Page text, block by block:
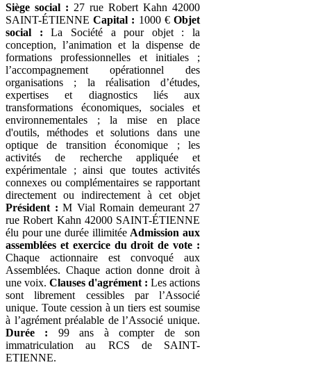
Siège social : 27 rue Robert Kahn 42000
SAINT-ÉTIENNECapital : 1000 €Objet
social : La Société a pour objet : la
conception, l’animation et la dispense de
formations professionnelles et initiales ;
l’accompagnement opérationnel des
organisations ; la réalisation d’études,
expertises et diagnostics liés aux
transformations économiques, sociales et
environnementales ; la mise en place
d'outils, méthodes et solutions dans une
optique de transition économique ; les
activités de recherche appliquée et
expérimentale ; ainsi que toutes activités
connexes ou complémentaires se rapportant
directement ou indirectement à cet objet
Président : M Vial Romain demeurant 27
rue Robert Kahn 42000 SAINT-ÉTIENNE
élu pour une durée illimitée Admission aux
assemblées et exercice du droit de vote :
Chaque actionnaire est convoqué aux
Assemblées. Chaque action donne droit à
une voix. Clauses d'agrément : Les actions
sont librement cessibles par l’Associé
unique. Toute cession à un tiers est soumise
à l’agrément préalable de l’Associé unique.
Durée : 99 ans à compter de son
immatriculation au RCS de SAINT-
ETIENNE.